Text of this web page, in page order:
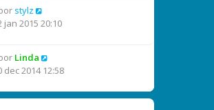
stylz
jan 2015 20:10
Linda
dec 2014 12:58